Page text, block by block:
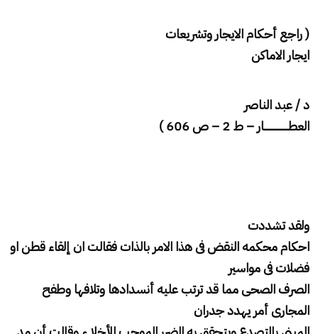
( راجع أحكام الايجار وتشريعات
ايجار الاماكن
د / عبد الناصر
العطـــــــــــــــــار – ط 2 – ص 606 )
ولقد تشددت
احكام محكمه النقض فى هذا الامر بالذات فقالت ان إلقاء قطن او
فضلات فى مواسير
الصرف الصحى مما قد ترتب عليه أنسدادها وتلافها وطفح
المجارى أمر يهدد جدران